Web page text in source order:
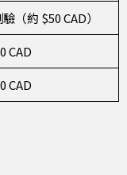
（約 $50 CAD）
CAD
CAD